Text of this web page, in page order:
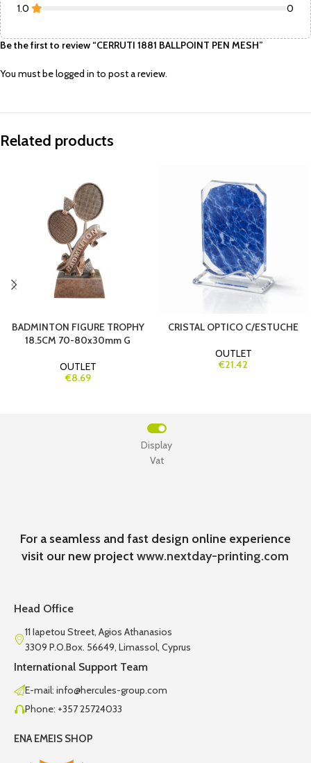
1.0 0
Be the first to review “CERRUTI 1881 BALLPOINT PEN MESH”
You must belogged in to post a review.
Related products
BADMINTON FIGURE TROPHY
18.5CM 70-80x30mm G
OUTLET
€8.69
CRISTAL OPTICO C/ESTUCHE
OUTLET
€21.42
Vat
Display
For a seamless and fast design online experience
visit our new projectwww.nextday-printing.com
Head Office
11 Iapetou Street, Agios Athanasios
3309 P.O.Box. 56649, Limassol, Cyprus
International Support Team
E-mail: info@hercules-group.com
Phone: +357 25724033
ENA EMEIS SHOP